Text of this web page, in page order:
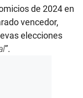
de 2024 en
vencedor,
elecciones
”.